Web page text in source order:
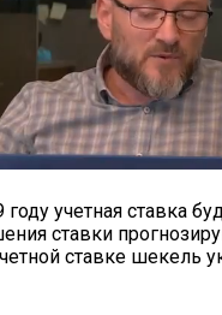
учетная ставка
ставки
ставке